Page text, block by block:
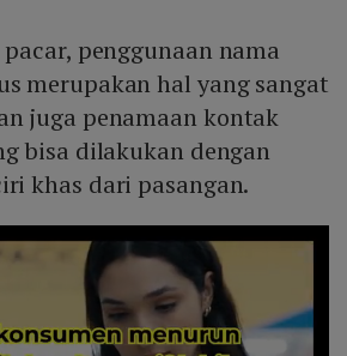
penggunaan nama
merupakan hal yang sangat
juga penamaan kontak
bisa dilakukan dengan
khas dari pasangan.